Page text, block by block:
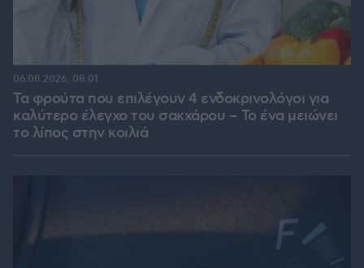
Τα φρούτα που επιλέγουν 4 ενδοκρινολόγοι για
καλύτερο έλεγχο του σακχάρου – Το ένα μειώνει
το λίπος στην κοιλιά
06.08.2026, 08:01